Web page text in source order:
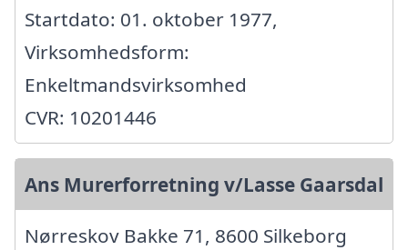
Startdato: 01. oktober 1977,
Virksomhedsform:
Enkeltmandsvirksomhed
CVR: 10201446
Ans Murerforretning v/Lasse Gaarsdal
Nørreskov Bakke 71, 8600 Silkeborg